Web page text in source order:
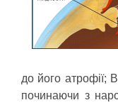
до його атрофії;
починаючи з